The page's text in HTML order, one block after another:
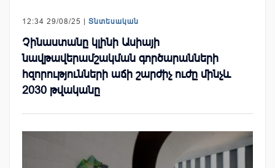
12:34 29/08/25 | Տնտեսական
Չինաստանը կլինի Ասիայի
նավթավերամշակման գործարանների
հզորությունների աճի շարժիչ ուժը մինչև
2030 թվականը